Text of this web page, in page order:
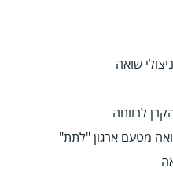
שואה
לרווחה
מטעם ארגון "לתת"